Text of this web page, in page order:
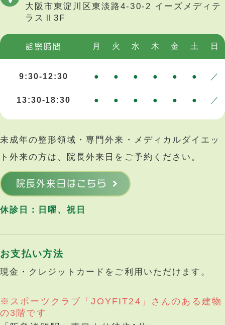
大阪市東淀川区東淡路4-30-2 イーズメディテ
ラスⅡ3F
診察時間 月 火 水 木 金 土 日
9:30-12:30 ● ● ● ● ● ● ／
13:30-18:30 ● ● ● ● ● ● ／
未成年の整形領域・専門外来・メディカルダイエッ
ト外来の方は、院長外来日をご予約ください。
院長外来日はこちら
休診日：日曜、祝日
お支払い方法
現金・クレジットカードをご利用いただけます。
※スポーツクラブ「JOYFIT24」さんのある建物
の3階です